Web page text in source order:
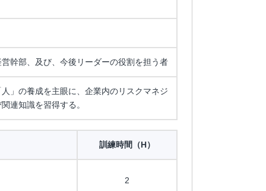
幹部、及び、今後リーダーの役割を担う者
」の養成を主眼に、企業内のリスクマネジ
連知識を習得する。
訓練時間（H）
2